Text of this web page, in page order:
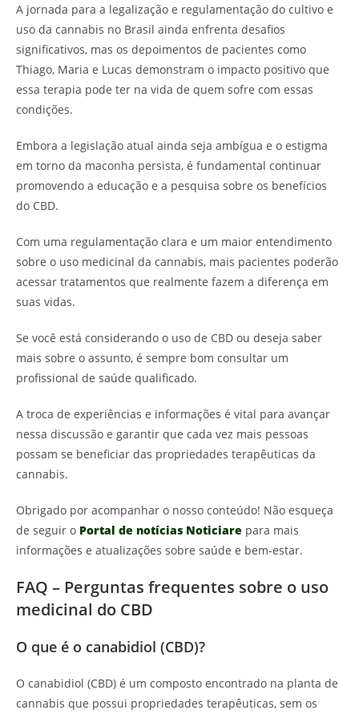
A jornada para a legalização e regulamentação do cultivo e
uso da cannabis no Brasil ainda enfrenta desafios
significativos, mas os depoimentos de pacientes como
Thiago, Maria e Lucas demonstram o impacto positivo que
essa terapia pode ter na vida de quem sofre com essas
condições.
Embora a legislação atual ainda seja ambígua e o estigma
em torno da maconha persista, é fundamental continuar
promovendo a educação e a pesquisa sobre os benefícios
do CBD.
Com uma regulamentação clara e um maior entendimento
sobre o uso medicinal da cannabis, mais pacientes poderão
acessar tratamentos que realmente fazem a diferença em
suas vidas.
Se você está considerando o uso de CBD ou deseja saber
mais sobre o assunto, é sempre bom consultar um
profissional de saúde qualificado.
A troca de experiências e informações é vital para avançar
nessa discussão e garantir que cada vez mais pessoas
possam se beneficiar das propriedades terapêuticas da
cannabis.
Obrigado por acompanhar o nosso conteúdo! Não esqueça
de seguir o Portal de notícias Noticiare para mais
informações e atualizações sobre saúde e bem-estar.
FAQ – Perguntas frequentes sobre o uso
medicinal do CBD
O que é o canabidiol (CBD)?
O canabidiol (CBD) é um composto encontrado na planta de
cannabis que possui propriedades terapêuticas, sem os